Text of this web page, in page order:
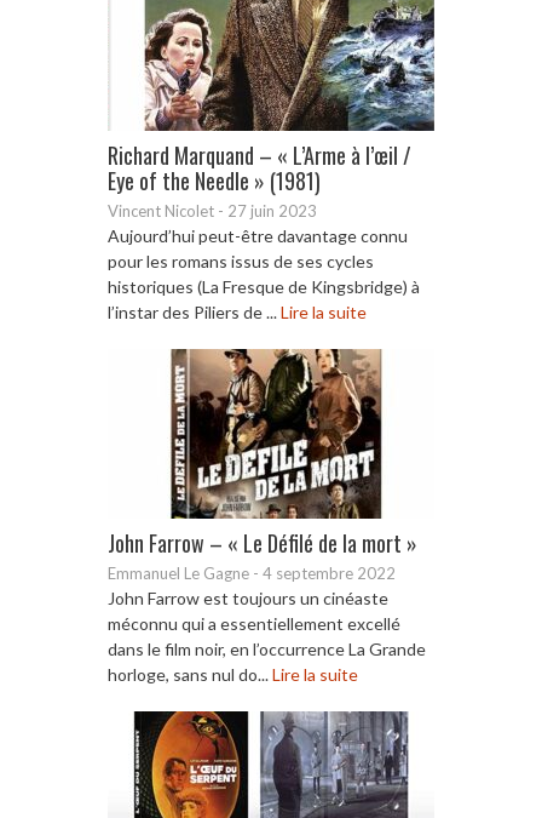
Richard Marquand – « L’Arme à l’œil /
Eye of the Needle » (1981)
Vincent Nicolet - 27 juin 2023
Aujourd’hui peut-être davantage connu
pour les romans issus de ses cycles
historiques (La Fresque de Kingsbridge) à
l’instar des Piliers de ...Lire la suite
John Farrow – « Le Défilé de la mort »
Emmanuel Le Gagne - 4 septembre 2022
John Farrow est toujours un cinéaste
méconnu qui a essentiellement excellé
dans le film noir, en l’occurrence La Grande
horloge, sans nul do...Lire la suite